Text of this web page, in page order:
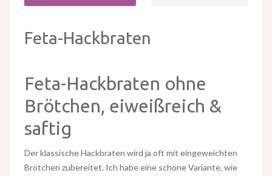
Feta-Hackbraten
Feta-Hackbraten ohne
Brötchen, eiweißreich &
saftig
Der klassische Hackbraten wird ja oft mit eingeweichten
Brötchen zubereitet. Ich habe eine schöne Variante, wie